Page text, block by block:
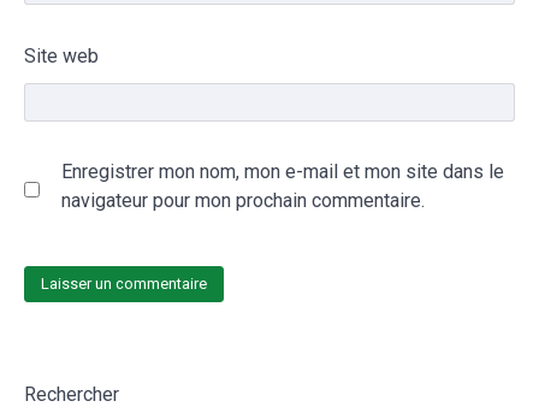
Site web
Enregistrer mon nom, mon e-mail et mon site dans le
navigateur pour mon prochain commentaire.
Rechercher